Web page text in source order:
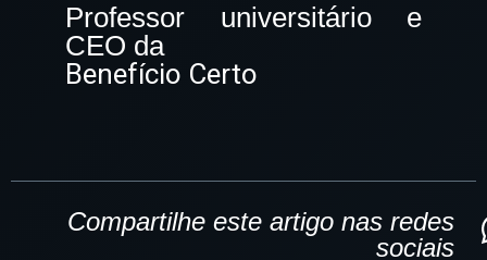
Professor universitário e
CEO da
Benefício Certo
Compartilhe este artigo nas redes
sociais